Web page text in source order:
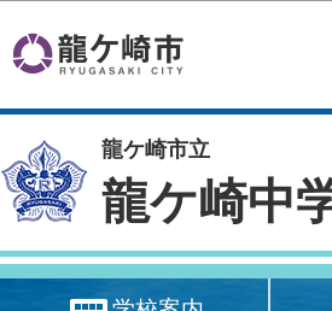
龍ケ崎市立
龍ケ崎中